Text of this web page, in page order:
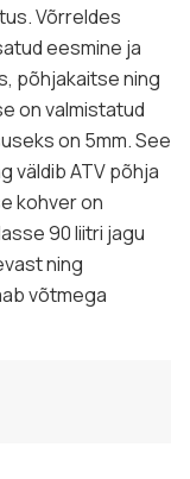
Võrreldes
eesmine ja
põhjakaitse ning
on valmistatud
on 5mm. See
väldib ATV põhja
kohver on
90 liitri jagu
ning
võtmega